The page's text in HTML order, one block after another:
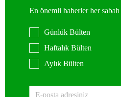
En önemli haberler her
Günlük Bülten
Haftalık Bülten
Aylık Bülten